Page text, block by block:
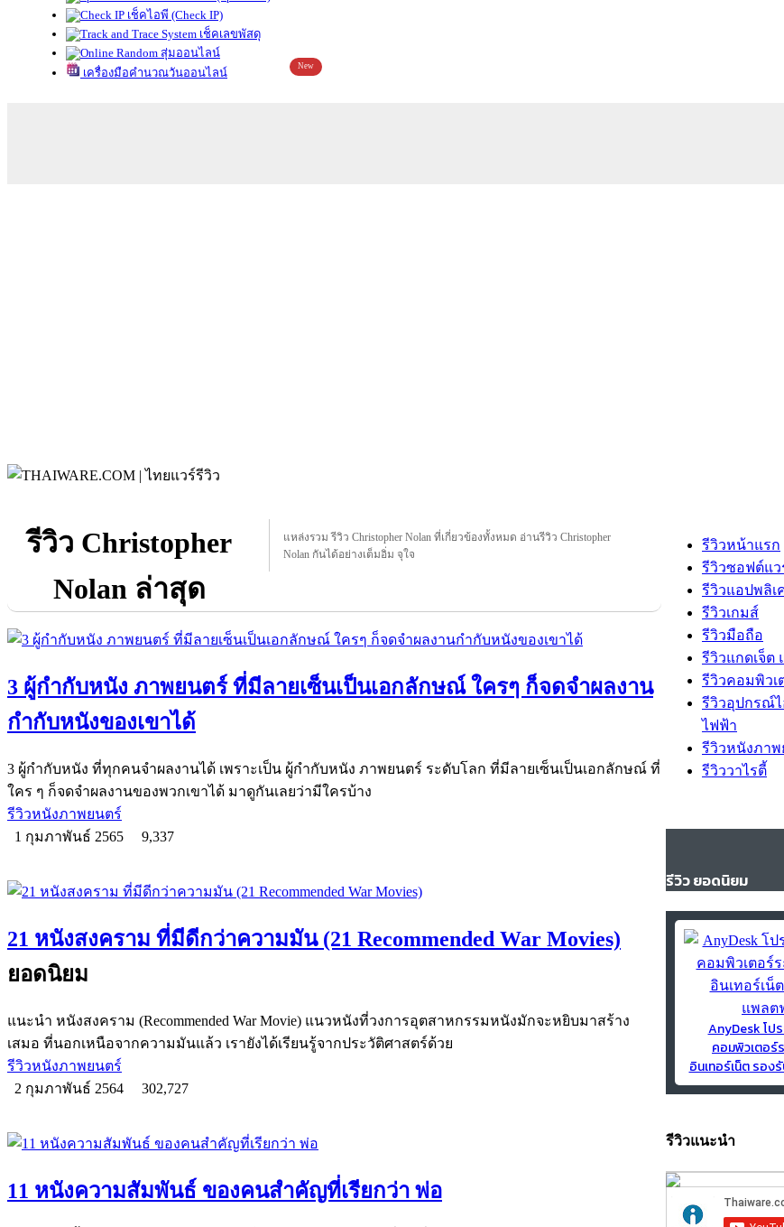
เช็คไอพี (Check IP)
เช็คเลขพัสดุ
สุ่มออนไลน์
เครื่องมือคำนวณวันออนไลน์
New
รีวิว Christopher
Nolan ล่าสุด
แหล่งรวม รีวิว Christopher Nolan ที่เกี่ยวข้องทั้งหมด อ่านรีวิว Christopher
Nolan กันได้อย่างเต็มอิ่ม จุใจ
3 ผู้กำกับหนัง ภาพยนตร์ ที่มีลายเซ็นเป็นเอกลักษณ์ ใครๆ ก็จดจำผลงาน
กำกับหนังของเขาได้
3 ผู้กำกับหนัง ที่ทุกคนจำผลงานได้ เพราะเป็น ผู้กำกับหนัง ภาพยนตร์ ระดับโลก ที่มีลายเซ็นเป็นเอกลักษณ์ ที่
ใคร ๆ ก็จดจำผลงานของพวกเขาได้ มาดูกันเลยว่ามีใครบ้าง
รีวิวหนังภาพยนตร์
1 กุมภาพันธ์ 2565
9,337
21 หนังสงคราม ที่มีดีกว่าความมัน (21 Recommended War Movies)
ยอดนิยม
แนะนำ หนังสงคราม (Recommended War Movie) แนวหนังที่วงการอุตสาหกรรมหนังมักจะหยิบมาสร้าง
เสมอ ที่นอกเหนือจากความมันแล้ว เรายังได้เรียนรู้จากประวัติศาสตร์ด้วย
รีวิวหนังภาพยนตร์
2 กุมภาพันธ์ 2564
302,727
11 หนังความสัมพันธ์ ของคนสำคัญที่เรียกว่า พ่อ
รีวิวหน้าแรก
รีวิวซอฟต์แว
รีวิวแอปพลิเ
รีวิวเกมส์
รีวิวมือถือ
รีวิวแกดเจ็ต
รีวิวคอมพิวเ
รีวิวอุปกรณ์ไ
ไฟฟ้า
รีวิวหนังภาพ
รีวิววาไรตี้
รีวิว ยอดนิยม
AnyDesk โป
คอมพิวเตอร์
อินเทอร์เน็ต รอ
รีวิวแนะนำ